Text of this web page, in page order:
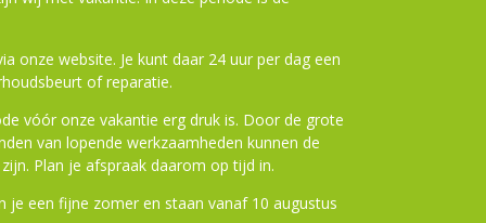
onze website. Je kunt daar 24 uur per dag een
of reparatie.
vóór onze vakantie erg druk is. Door de grote
van lopende werkzaamheden kunnen de
Plan je afspraak daarom op tijd in.
je een fijne zomer en staan vanaf 10 augustus